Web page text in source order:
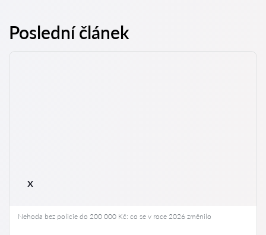
Poslední článek
x
Nehoda bez policie do 200 000 Kč: co se v roce 2026 změnilo